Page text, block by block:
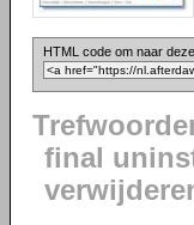
HTML code om naar
final